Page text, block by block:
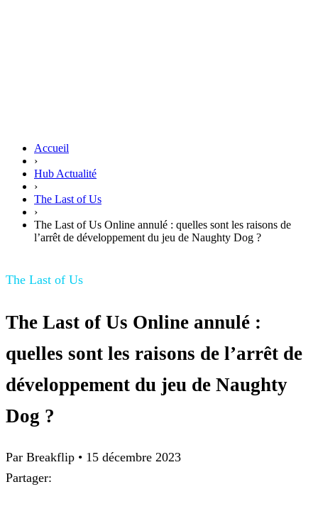
Accueil
›
Hub Actualité
›
The Last of Us
›
The Last of Us Online annulé : quelles sont les raisons de
l’arrêt de développement du jeu de Naughty Dog ?
The Last of Us
The Last of Us Online annulé :
quelles sont les raisons de l’arrêt de
développement du jeu de Naughty
Dog ?
Par Breakflip • 15 décembre 2023
Partager: